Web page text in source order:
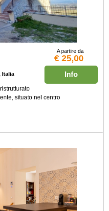
A partire da
€ 25,00
Info
Italia
situato nel centro